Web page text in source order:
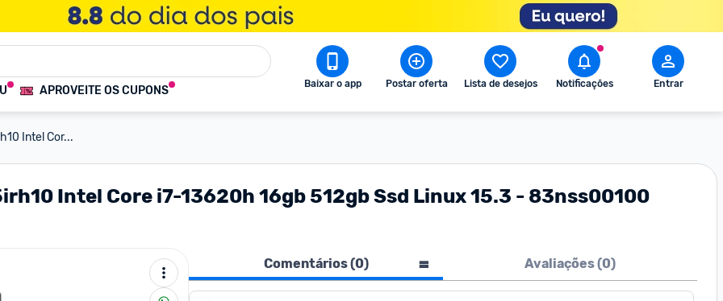
APROVEITE OS CUPONS Baixar o app Postar oferta Lista de desejos Notificações Entrar
Intel Cor...
Intel Core i7-13620h 16gb 512gb Ssd Linux 15.3 - 83nss00100
Comentários (0) Avaliações (0)